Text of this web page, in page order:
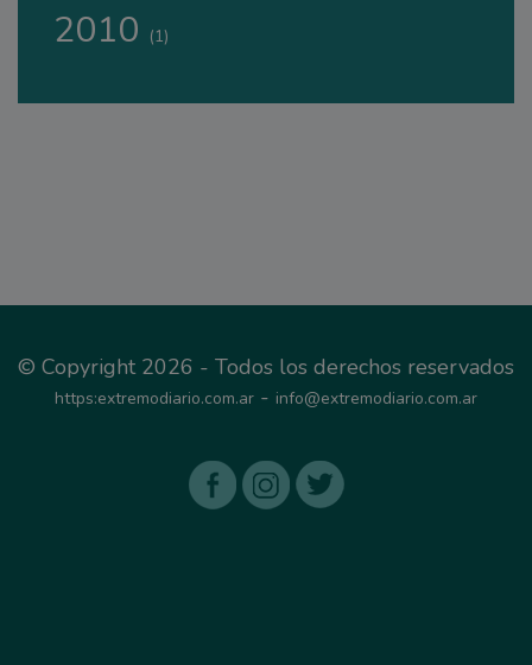
2010 (1)
© Copyright 2026 - Todos los derechos reservados
https:extremodiario.com.ar - info@extremodiario.com.ar